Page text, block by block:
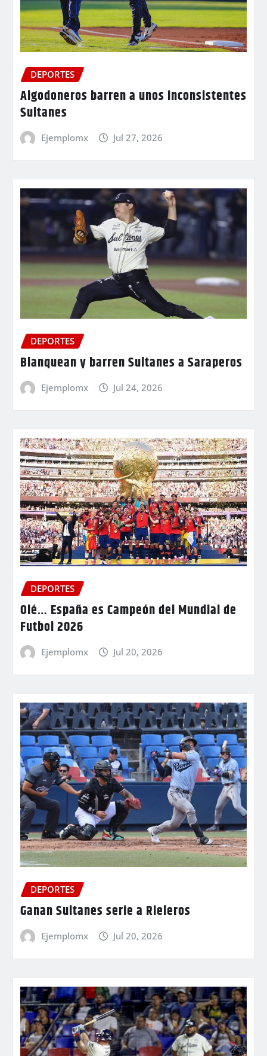
DEPORTES
Algodoneros barren a unos inconsistentes
Sultanes
Ejemplomx Jul 27, 2026
DEPORTES
Blanquean y barren Sultanes a Saraperos
Ejemplomx Jul 24, 2026
DEPORTES
Olé… España es Campeón del Mundial de
Futbol 2026
Ejemplomx Jul 20, 2026
DEPORTES
Ganan Sultanes serie a Rieleros
Ejemplomx Jul 20, 2026